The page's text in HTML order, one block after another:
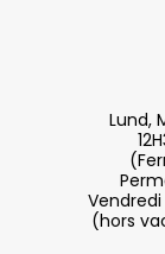
Lund,
Vendredi
(hors